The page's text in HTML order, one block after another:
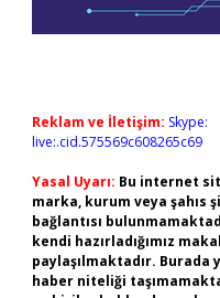
Reklam ve İletişim: Skype:
live:.cid.575569c608265c69
Yasal Uyarı: Bu internet
marka, kurum veya şahıs
bağlantısı
kendi hazırladığımız
paylaşılmaktadır.
haber niteliği